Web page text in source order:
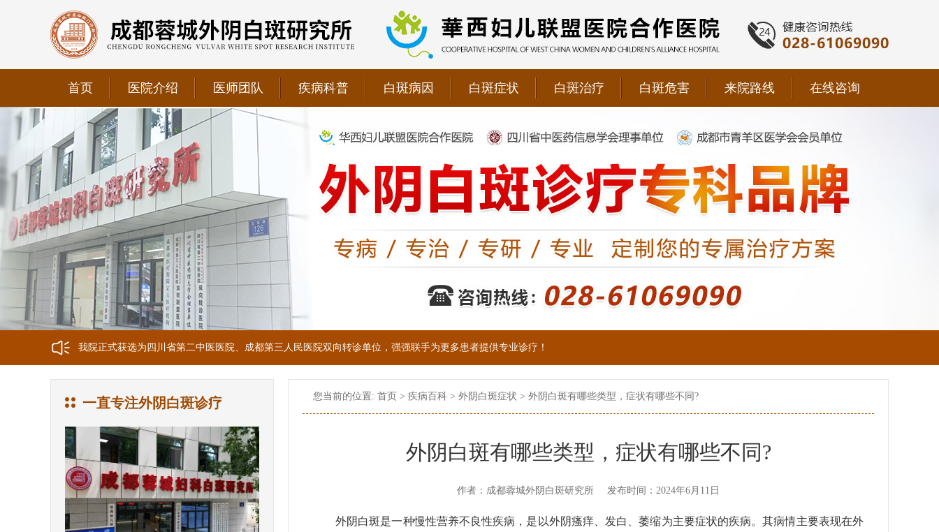
首页 医院介绍 医师团队 疾病科普 白斑病因 白斑症状 白斑治疗 白斑危害 来院路线 在线咨询
我院正式获选为四川省第二中医医院、成都第三人民医院双向转诊单位，强强联手为更多患者提供专业诊疗！
我院位于成都市青羊区文翁路126号，联系电话：028-61069090；警惕虚假广告，坚持正规医院就诊
我院现已成为四川省中医药信息学会理事单位、华西妇儿联盟合作医院！
我院正式获选为四川省第二中医医院、成都第三人民医院双向转诊单位，强强联手为更多患者提供专业诊疗！
我院位于成都市青羊区文翁路126号，联系电话：028-61069090；警惕虚假广告，坚持正规医院就诊
一直专注外阴白斑诊疗 您当前的位置: 首页 > 疾病百科 > 外阴白斑症状 > 外阴白斑有哪些类型，症状有哪些不同?
外阴白斑有哪些类型，症状有哪些不同?
作者：成都蓉城外阴白斑研究所 发布时间：2024年6月11日
外阴白斑是一种慢性营养不良性疾病，是以外阴瘙痒、发白、萎缩为主要症状的疾病。其病情主要表现在外